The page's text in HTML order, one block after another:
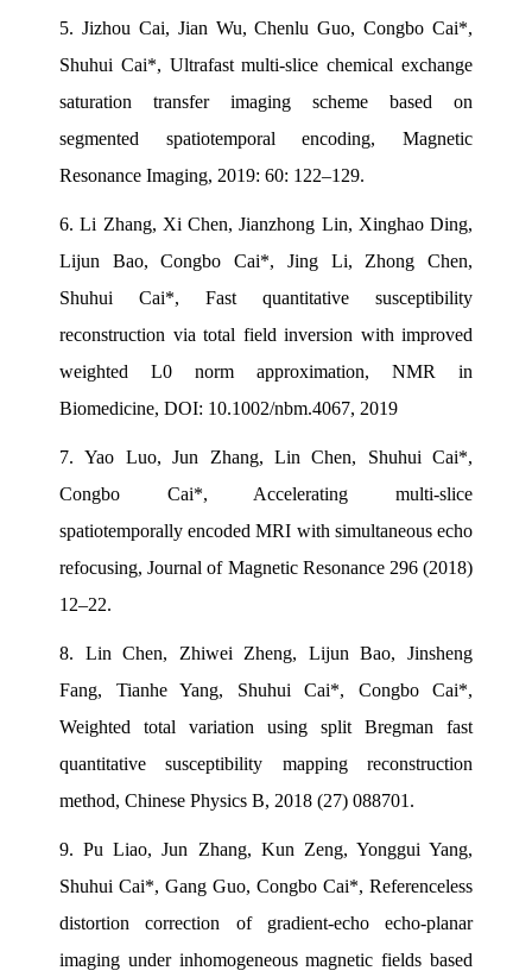
5. Jizhou Cai, Jian Wu, Chenlu Guo, Congbo Cai*,
Shuhui Cai*, Ultrafast multi-slice chemical exchange
saturation transfer imaging scheme based on
segmented spatiotemporal encoding, Magnetic
Resonance Imaging, 2019: 60: 122–129.
6.Li Zhang, Xi Chen, Jianzhong Lin, Xinghao Ding,
Lijun Bao, Congbo Cai*, Jing Li, Zhong Chen,
Shuhui Cai*, Fast quantitative susceptibility
reconstruction via total field inversion with improved
weighted L0 norm approximation, NMR in
Biomedicine, DOI: 10.1002/nbm.4067, 2019
7.Yao Luo, Jun Zhang, Lin Chen, Shuhui Cai*,
Congbo Cai*, Accelerating multi-slice
spatiotemporally encoded MRI with simultaneous echo
refocusing, Journal of Magnetic Resonance 296 (2018)
12–22.
8. Lin Chen, Zhiwei Zheng, Lijun Bao, Jinsheng
Fang, Tianhe Yang, Shuhui Cai*, Congbo Cai*,
Weighted total variation using split Bregman fast
quantitative susceptibility mapping reconstruction
method, Chinese Physics B, 2018 (27) 088701.
9.Pu Liao, Jun Zhang, Kun Zeng, Yonggui Yang,
Shuhui Cai*, Gang Guo, Congbo Cai*, Referenceless
distortion correction of gradient-echo echo-planar
imaging under inhomogeneous magnetic fields based